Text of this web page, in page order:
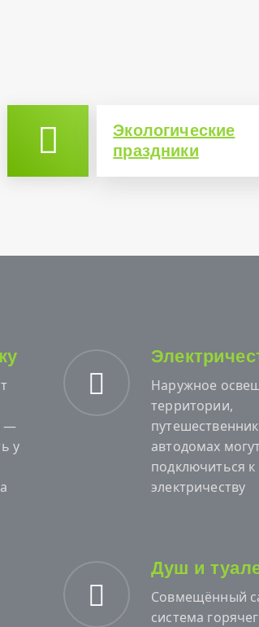
Экологические
праздники
—
у
Наружное
территории,
автодомах
подключиться к
электричеству
Душ и
Совмещённый
система